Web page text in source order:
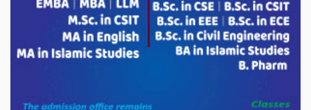
সাথে এইচটি বাংলা অনলাইন পোর্টাল ও আইপি
টিভির সম্পাদক মোঃ ইসমাইল হোসেনের
সৌজন্য সাক্ষাৎ।
পাটগ্রামে জুলাই অভ্যুত্থান দিবস উপলক্ষে